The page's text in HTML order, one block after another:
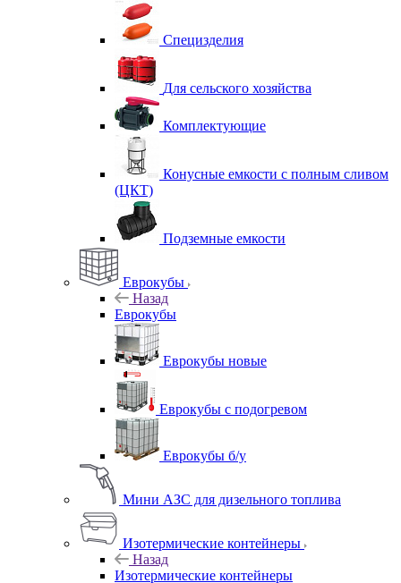
Специзделия
Для сельского хозяйства
Комплектующие
Конусные емкости с полным сливом
(ЦКТ)
Подземные емкости
Еврокубы
Назад
Еврокубы
Еврокубы новые
Еврокубы с подогревом
Еврокубы б/у
Мини АЗС для дизельного топлива
Изотермические контейнеры
Назад
Изотермические контейнеры